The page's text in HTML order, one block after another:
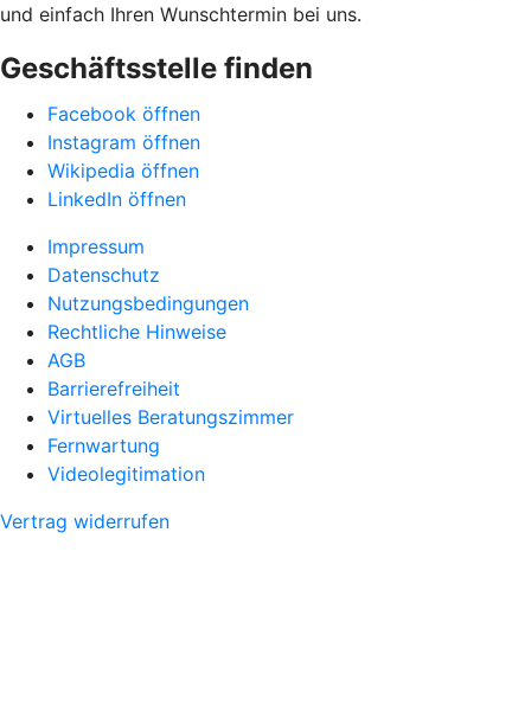
und einfach Ihren Wunschtermin bei uns.
Geschäftsstelle finden
Facebook öffnen
Instagram öffnen
Wikipedia öffnen
LinkedIn öffnen
Impressum
Datenschutz
Nutzungsbedingungen
Rechtliche Hinweise
AGB
Barrierefreiheit
Virtuelles Beratungszimmer
Fernwartung
Videolegitimation
Vertrag widerrufen